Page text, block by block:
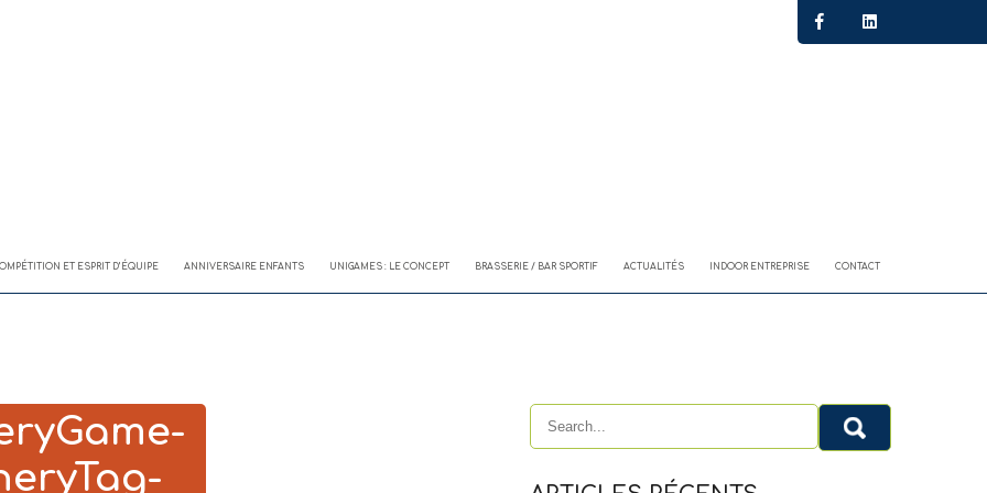
ET ESPRIT D’ÉQUIPE ANNIVERSAIRE ENFANTS UNIGAMES : LE CONCEPT BRASSERIE / BAR SPORTIF ACTUALITÉS INDOOR ENTREPRISE CONTACT